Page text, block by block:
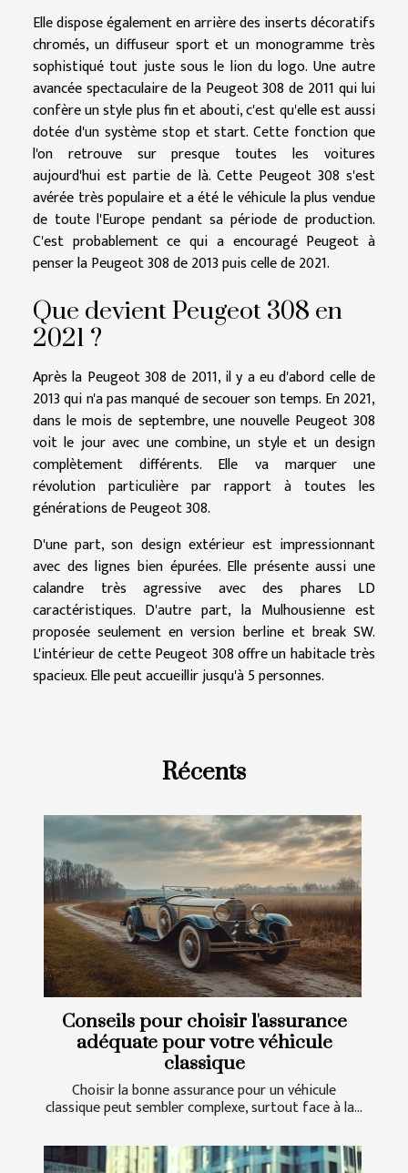
Elle dispose également en arrière des inserts décoratifs
chromés, un diffuseur sport et un monogramme très
sophistiqué tout juste sous le lion du logo. Une autre
avancée spectaculaire de la Peugeot 308 de 2011 qui lui
confère un style plus fin et abouti, c'est qu'elle est aussi
dotée d'un système stop et start. Cette fonction que
l'on retrouve sur presque toutes les voitures
aujourd'hui est partie de là. Cette Peugeot 308 s'est
avérée très populaire et a été le véhicule la plus vendue
de toute l'Europe pendant sa période de production.
C'est probablement ce qui a encouragé Peugeot à
penser la Peugeot 308 de 2013 puis celle de 2021.
Que devient Peugeot 308 en
2021 ?
Après la Peugeot 308 de 2011, il y a eu d'abord celle de
2013 qui n'a pas manqué de secouer son temps. En 2021,
dans le mois de septembre, une nouvelle Peugeot 308
voit le jour avec une combine, un style et un design
complètement différents. Elle va marquer une
révolution particulière par rapport à toutes les
générations de Peugeot 308.
D'une part, son design extérieur est impressionnant
avec des lignes bien épurées. Elle présente aussi une
calandre très agressive avec des phares LD
caractéristiques. D'autre part, la Mulhousienne est
proposée seulement en version berline et break SW.
L'intérieur de cette Peugeot 308 offre un habitacle très
spacieux. Elle peut accueillir jusqu'à 5 personnes.
Récents
Conseils pour choisir l'assurance
adéquate pour votre véhicule
classique
Choisir la bonne assurance pour un véhicule
classique peut sembler complexe, surtout face à la...